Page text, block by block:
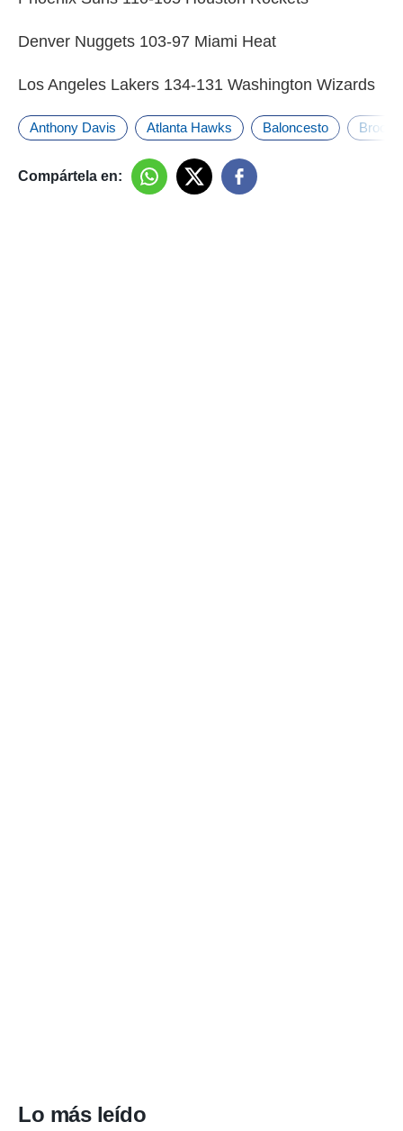
Denver Nuggets 103-97 Miami Heat
Los Angeles Lakers 134-131 Washington Wizards
Anthony Davis Atlanta Hawks Baloncesto
Compártela en:
Lo más leído